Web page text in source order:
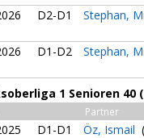
D2-D1 Stephan,
D1-D2 Stephan,
1 Senioren 40
Partner
D1-D1 Öz, Ismail